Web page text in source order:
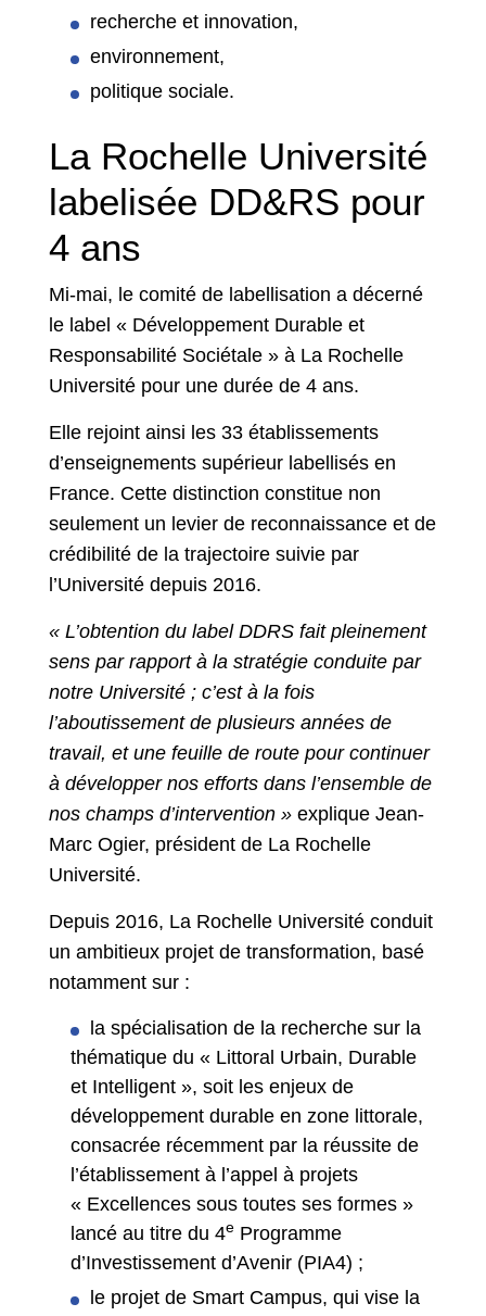
recherche et innovation,
environnement,
politique sociale.
La Rochelle Université
labelisée DD&RS pour
4 ans
Mi-mai, le comité de labellisation a décerné
le label « Développement Durable et
Responsabilité Sociétale » à La Rochelle
Université pour une durée de 4 ans.
Elle rejoint ainsi les 33 établissements
d’enseignements supérieur labellisés en
France. Cette distinction constitue non
seulement un levier de reconnaissance et de
crédibilité de la trajectoire suivie par
l’Université depuis 2016.
« L’obtention du label DDRS fait pleinement
sens par rapport à la stratégie conduite par
notre Université ; c’est à la fois
l’aboutissement de plusieurs années de
travail, et une feuille de route pour continuer
à développer nos efforts dans l’ensemble de
nos champs d’intervention » explique Jean-
Marc Ogier, président de La Rochelle
Université.
Depuis 2016, La Rochelle Université conduit
un ambitieux projet de transformation, basé
notamment sur :
la spécialisation de la recherche sur la
thématique du « Littoral Urbain, Durable
et Intelligent », soit les enjeux de
développement durable en zone littorale,
consacrée récemment par la réussite de
l’établissement à l’appel à projets
« Excellences sous toutes ses formes »
lancé au titre du 4e Programme
d’Investissement d’Avenir (PIA4) ;
le projet de Smart Campus, qui vise la